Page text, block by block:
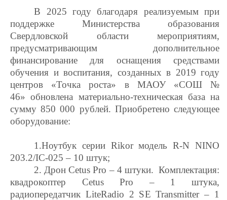
В 2025 году благодаря реализуемым при
поддержке Министерства образования
Свердловской области мероприятиям,
предусматривающим дополнительное
финансирование для оснащения средствами
обучения и воспитания, созданных в 2019 году
центров «Точка роста» в МАОУ «СОШ №
46» обновлена материально-техническая база на
сумму 850 000 рублей. Приобретено следующее
оборудование:
1.Ноутбук серии Rikor модель R-N NINO
203.2/IC-025 – 10 штук;
2. Дрон Cetus Pro – 4 штуки. Комплектация:
квадрокоптер Cetus Pro – 1 штука,
радиопередатчик LiteRadio 2 SE Transmitter – 1